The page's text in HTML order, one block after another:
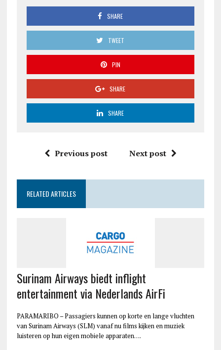
SHARE
TWEET
PIN
SHARE
SHARE
Previous post Next post
RELATED ARTICLES
Surinam Airways biedt inflight
entertainment via Nederlands AirFi
PARAMARIBO – Passagiers kunnen op korte en lange vluchten
van Surinam Airways (SLM) vanaf nu films kijken en muziek
luisteren op hun eigen mobiele apparaten….